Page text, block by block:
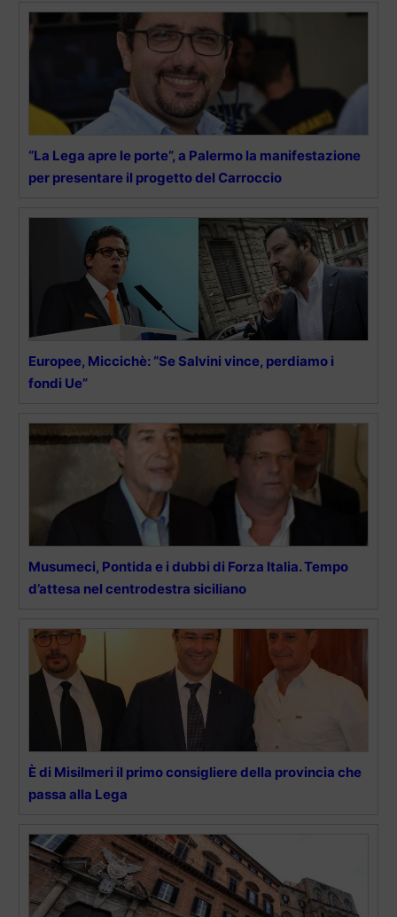
“La Lega apre le porte”, a Palermo la manifestazione
per presentare il progetto del Carroccio
Europee, Miccichè: “Se Salvini vince, perdiamo i
fondi Ue”
Musumeci, Pontida e i dubbi di Forza Italia. Tempo
d’attesa nel centrodestra siciliano
È di Misilmeri il primo consigliere della provincia che
passa alla Lega